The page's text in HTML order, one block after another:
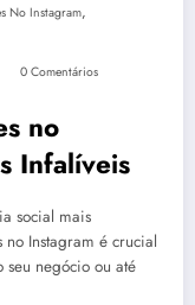
No Instagram,
0 Comentários
no
Infalíveis
social mais
Instagram é crucial
negócio ou até